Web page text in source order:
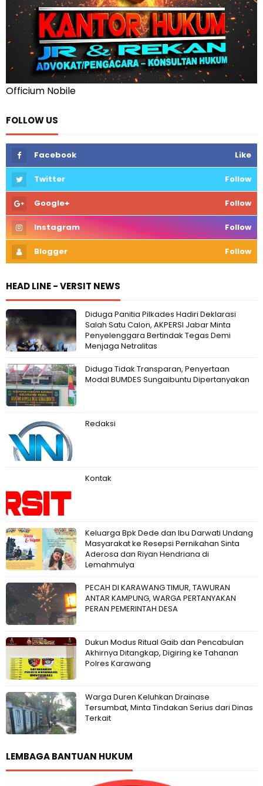
Officium Nobile
FOLLOW US
Facebook Like
Twitter Follow
Google+ Follow
Instagram Follow
Blogger Follow
HEAD LINE - VERSIT NEWS
Diduga Panitia Pilkades Hadiri Deklarasi
Salah Satu Calon, AKPERSI Jabar Minta
Penyelenggara Bertindak Tegas Demi
Menjaga Netralitas
Diduga Tidak Transparan, Penyertaan
Modal BUMDES Sungaibuntu Dipertanyakan
Redaksi
Kontak
Keluarga Bpk Dede dan Ibu Darwati Undang
Masyarakat ke Resepsi Pernikahan Sinta
Aderosa dan Riyan Hendriana di
Lemahmulya
PECAH DI KARAWANG TIMUR, TAWURAN
ANTAR KAMPUNG, WARGA PERTANYAKAN
PERAN PEMERINTAH DESA
Dukun Modus Ritual Gaib dan Pencabulan
Akhirnya Ditangkap, Digiring ke Tahanan
Polres Karawang
Warga Duren Keluhkan Drainase
Tersumbat, Minta Tindakan Serius dari Dinas
Terkait
LEMBAGA BANTUAN HUKUM